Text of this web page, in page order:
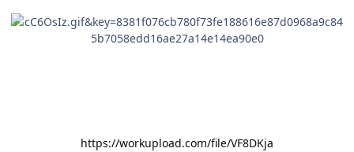
https://workupload.com/file/VF8DKja